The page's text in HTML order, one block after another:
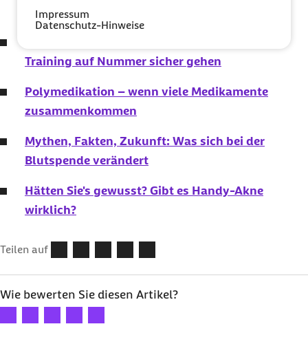
Impressum
Datenschutz-Hinweise
gefährlich?
Training auf Nummer sicher gehen
Polymedikation – wenn viele Medikamente
zusammenkommen
Mythen, Fakten, Zukunft: Was sich bei der
Blutspende verändert
Hätten Sie's gewusst? Gibt es Handy-Akne
wirklich?
Teilen auf
Wie bewerten Sie diesen Artikel?
Ihre Bewertung: 1 Stern
Ihre Bewertung: 2 Sterne
Ihre Bewertung: 3 Sterne
Ihre Bewertung: 4 Sterne
Ihre Bewertung: 5 Sterne